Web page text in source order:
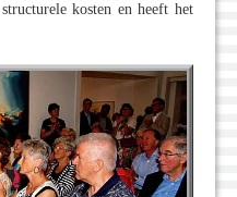
kosten en heeft het